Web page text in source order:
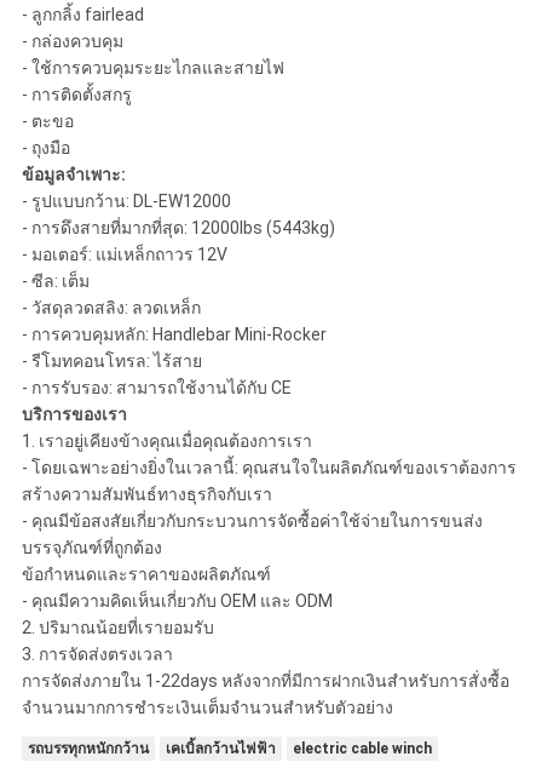
- ลูกกลิ้ง fairlead
- กล่องควบคุม
- ใช้การควบคุมระยะไกลและสายไฟ
- การติดตั้งสกรู
- ตะขอ
- ถุงมือ
ข้อมูลจำเพาะ:
- รูปแบบกว้าน: DL-EW12000
- การดึงสายที่มากที่สุด: 12000lbs (5443kg)
- มอเตอร์: แม่เหล็กถาวร 12V
- ซีล: เต็ม
- วัสดุลวดสลิง: ลวดเหล็ก
- การควบคุมหลัก: Handlebar Mini-Rocker
- รีโมทคอนโทรล: ไร้สาย
- การรับรอง: สามารถใช้งานได้กับ CE
บริการของเรา
1. เราอยู่เคียงข้างคุณเมื่อคุณต้องการเรา
- โดยเฉพาะอย่างยิ่งในเวลานี้: คุณสนใจในผลิตภัณฑ์ของเราต้องการ
สร้างความสัมพันธ์ทางธุรกิจกับเรา
- คุณมีข้อสงสัยเกี่ยวกับกระบวนการจัดซื้อค่าใช้จ่ายในการขนส่ง
บรรจุภัณฑ์ที่ถูกต้อง
ข้อกำหนดและราคาของผลิตภัณฑ์
- คุณมีความคิดเห็นเกี่ยวกับ OEM และ ODM
2. ปริมาณน้อยที่เรายอมรับ
3. การจัดส่งตรงเวลา
การจัดส่งภายใน 1-22days หลังจากที่มีการฝากเงินสำหรับการสั่งซื้อ
จำนวนมากการชำระเงินเต็มจำนวนสำหรับตัวอย่าง
รถบรรทุกหนักกว้าน เคเบิ้ลกว้านไฟฟ้า electric cable winch